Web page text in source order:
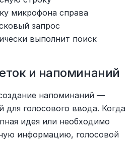
микрофона справа
запрос
выполнит поиск
и напоминаний
напоминаний —
для голосового ввода. Когда
идея или необходимо
информацию, голосовой